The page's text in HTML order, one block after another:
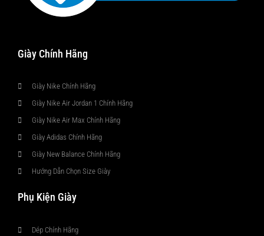
Giày Chính Hãng
Giày Nike Chính Hãng
Giày Nike Air Jordan 1 Chính Hãng
Giày Nike Air Max Chính Hãng
Giày Adidas Chính Hãng
Giày New Balance Chính Hãng
Hướng Dẫn Chọn Size Giày
Phụ Kiện Giày
Dép Chính Hãng